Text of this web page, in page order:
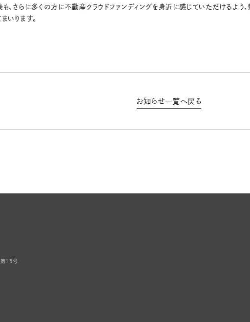
も、さらに多くの方に不動産クラウドファンディングを身近に感じていただけるよう
いります。
お知らせ一覧へ戻る
第15号